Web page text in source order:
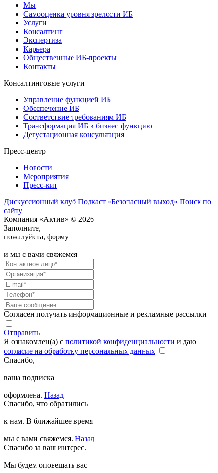
Мы
Самооценка уровня зрелости ИБ
Услуги
Консалтинг
Экспертиза
Карьера
Общественные ИБ-проекты
Контакты
Консалтинговые услуги
Управление функцией ИБ
Обеспечение ИБ
Соответствие требованиям ИБ
Трансформация ИБ в бизнес-функцию
Дегустационная консультация
Пресс-центр
Новости
Мероприятия
Пресс-кит
Дискуссионный клуб Подкаст «Безопасный выход» Поиск по
сайту
Компания «Актив» © 2026
Заполните,
пожалуйста, форму
и мы с вами свяжемся
Согласен получать информационные и рекламные рассылки
Отправить
Я ознакомлен(а) с политикой конфиденциальности и даю
согласие на обработку персональных данных
Спасибо,
ваша подписка
оформлена. Назад
Спасибо, что обратились
к нам. В ближайшее время
мы с вами свяжемся. Назад
Спасибо за ваш интерес.
Мы будем оповещать вас